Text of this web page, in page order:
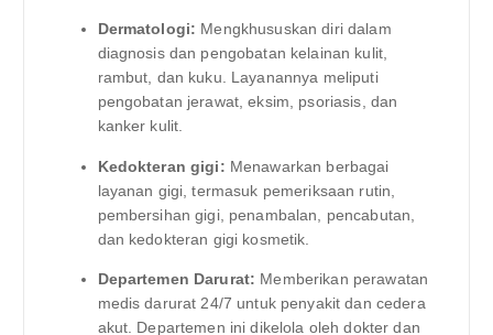
Dermatologi: Mengkhususkan diri dalam
diagnosis dan pengobatan kelainan kulit,
rambut, dan kuku. Layanannya meliputi
pengobatan jerawat, eksim, psoriasis, dan
kanker kulit.
Kedokteran gigi: Menawarkan berbagai
layanan gigi, termasuk pemeriksaan rutin,
pembersihan gigi, penambalan, pencabutan,
dan kedokteran gigi kosmetik.
Departemen Darurat: Memberikan perawatan
medis darurat 24/7 untuk penyakit dan cedera
akut. Departemen ini dikelola oleh dokter dan